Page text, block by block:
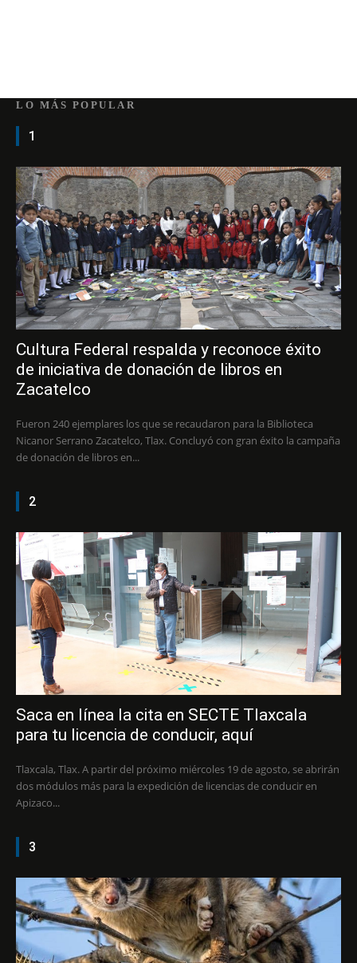
LO MÁS POPULAR
1
Cultura Federal respalda y reconoce éxito
de iniciativa de donación de libros en
Zacatelco
Fueron 240 ejemplares los que se recaudaron para la Biblioteca
Nicanor Serrano Zacatelco, Tlax. Concluyó con gran éxito la campaña
de donación de libros en...
2
Saca en línea la cita en SECTE Tlaxcala
para tu licencia de conducir, aquí
Tlaxcala, Tlax. A partir del próximo miércoles 19 de agosto, se abrirán
dos módulos más para la expedición de licencias de conducir en
Apizaco...
3